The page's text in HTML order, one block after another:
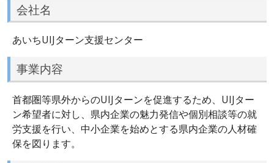
会社名
あいちUIJターン支援センター
事業内容
首都圏等県外からのUIJターンを促進するため、UIJター
ン希望者に対し、県内企業の魅力発信や個別相談等の就
労支援を行い、中小企業を始めとする県内企業の人材確
保を図ります。